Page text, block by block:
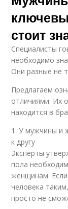
стоит
Специалисты
необходимо
Они разные не
Предлагаем
отличиями. Их
находится в
1. У мужчины и
к другу
Эксперты
пола
женщинам.
человека
просто не